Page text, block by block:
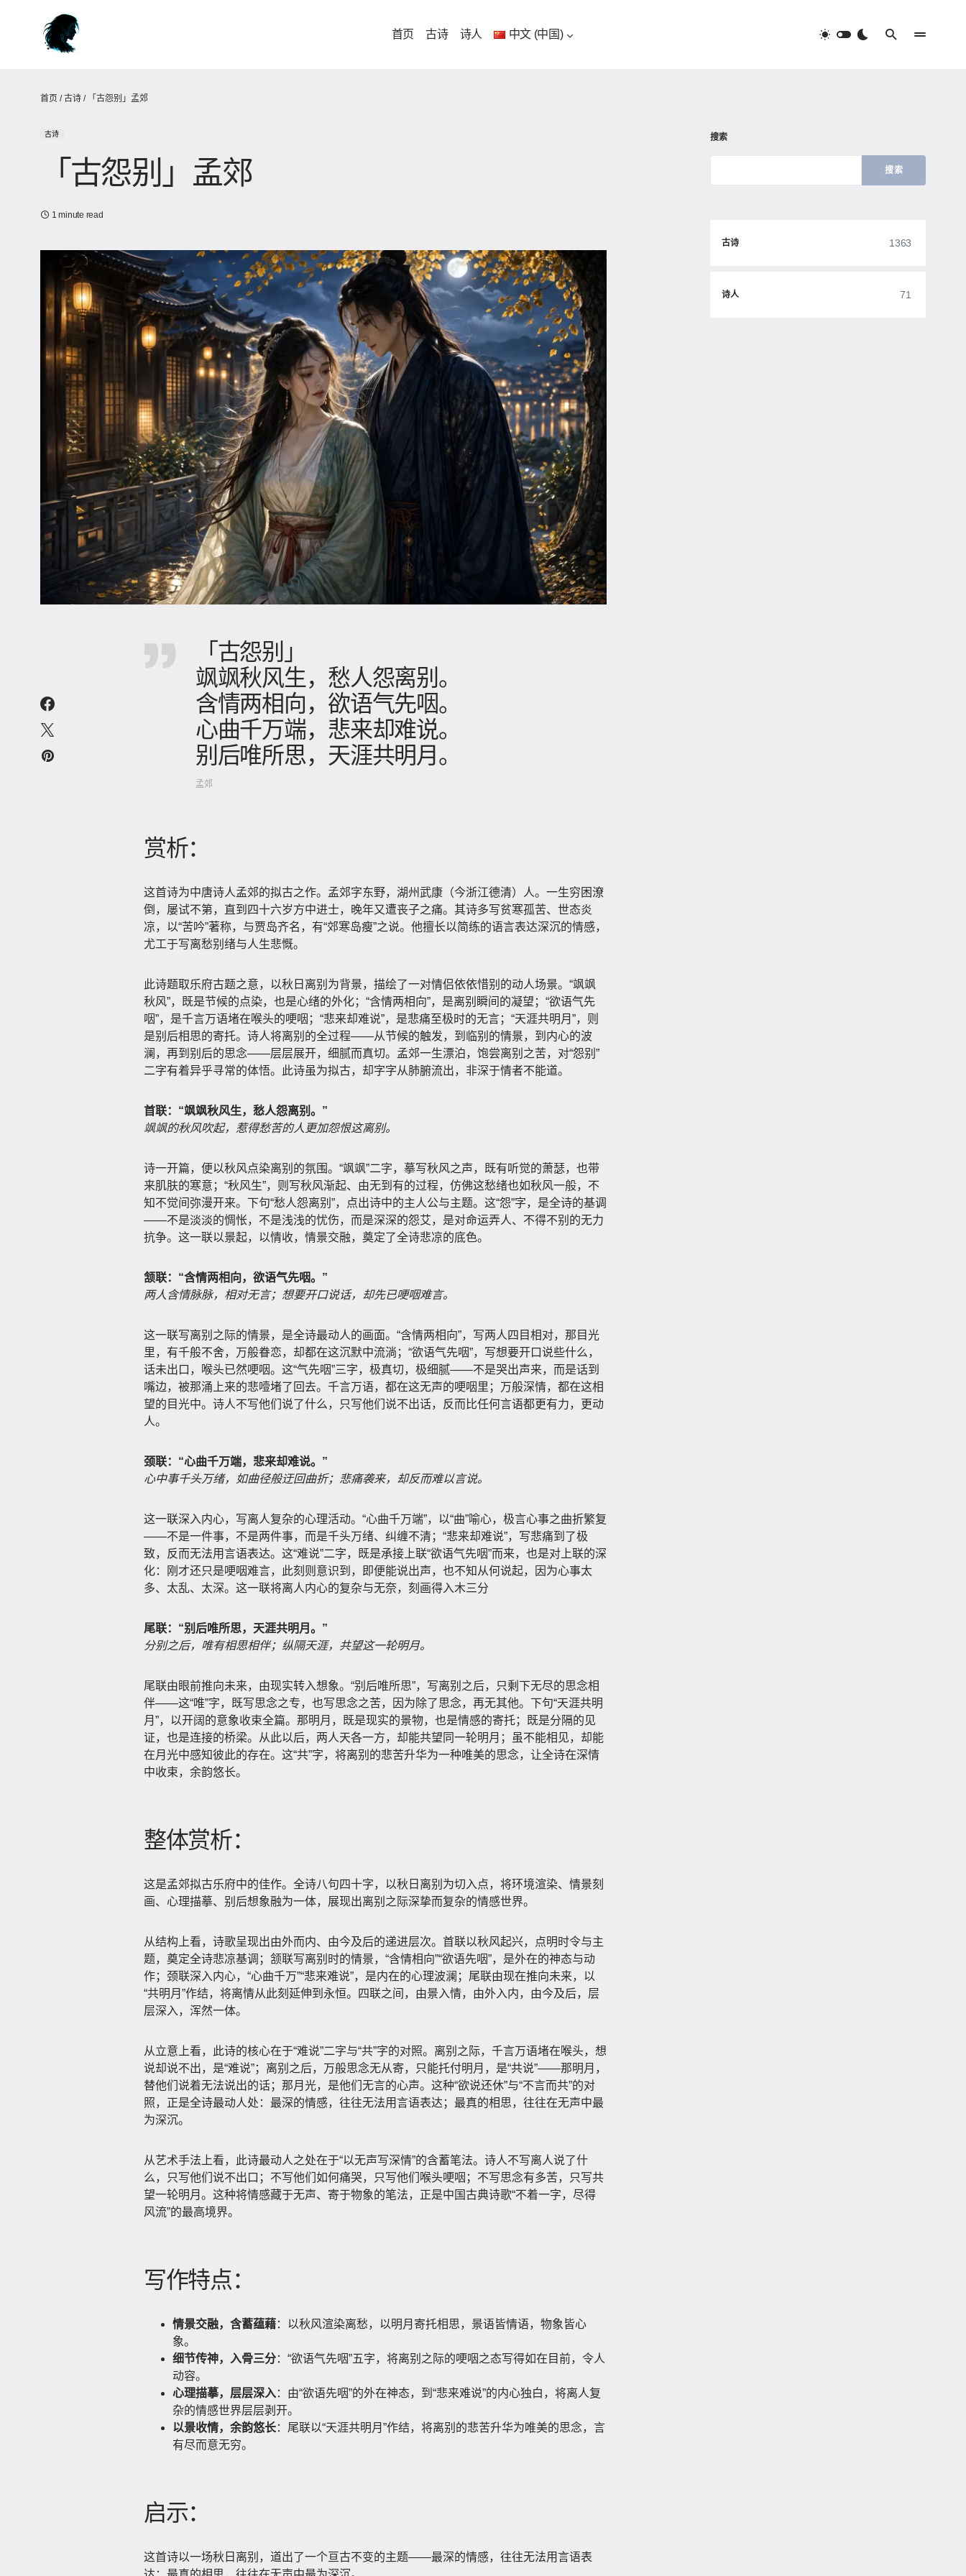
首页 古诗 诗人 中文 (中国)
首页 /古诗 / 「古怨别」孟郊
古诗
「古怨别」孟郊
1 minute read
「古怨别」
飒飒秋风生，愁人怨离别。
含情两相向，欲语气先咽。
心曲千万端，悲来却难说。
别后唯所思，天涯共明月。
孟郊
赏析：
这首诗为中唐诗人孟郊的拟古之作。孟郊字东野，湖州武康（今浙江德清）人。一生穷困潦
倒，屡试不第，直到四十六岁方中进士，晚年又遭丧子之痛。其诗多写贫寒孤苦、世态炎
凉，以“苦吟”著称，与贾岛齐名，有“郊寒岛瘦”之说。他擅长以简练的语言表达深沉的情感，
尤工于写离愁别绪与人生悲慨。
此诗题取乐府古题之意，以秋日离别为背景，描绘了一对情侣依依惜别的动人场景。“飒飒
秋风”，既是节候的点染，也是心绪的外化；“含情两相向”，是离别瞬间的凝望；“欲语气先
咽”，是千言万语堵在喉头的哽咽；“悲来却难说”，是悲痛至极时的无言；“天涯共明月”，则
是别后相思的寄托。诗人将离别的全过程——从节候的触发，到临别的情景，到内心的波
澜，再到别后的思念——层层展开，细腻而真切。孟郊一生漂泊，饱尝离别之苦，对“怨别”
二字有着异乎寻常的体悟。此诗虽为拟古，却字字从肺腑流出，非深于情者不能道。
首联：“飒飒秋风生，愁人怨离别。”
飒飒的秋风吹起，惹得愁苦的人更加怨恨这离别。
诗一开篇，便以秋风点染离别的氛围。“飒飒”二字，摹写秋风之声，既有听觉的萧瑟，也带
来肌肤的寒意；“秋风生”，则写秋风渐起、由无到有的过程，仿佛这愁绪也如秋风一般，不
知不觉间弥漫开来。下句“愁人怨离别”，点出诗中的主人公与主题。这“怨”字，是全诗的基调
——不是淡淡的惆怅，不是浅浅的忧伤，而是深深的怨艾，是对命运弄人、不得不别的无力
抗争。这一联以景起，以情收，情景交融，奠定了全诗悲凉的底色。
颔联：“含情两相向，欲语气先咽。”
两人含情脉脉，相对无言；想要开口说话，却先已哽咽难言。
这一联写离别之际的情景，是全诗最动人的画面。“含情两相向”，写两人四目相对，那目光
里，有千般不舍，万般眷恋，却都在这沉默中流淌；“欲语气先咽”，写想要开口说些什么，
话未出口，喉头已然哽咽。这“气先咽”三字，极真切，极细腻——不是哭出声来，而是话到
嘴边，被那涌上来的悲噎堵了回去。千言万语，都在这无声的哽咽里；万般深情，都在这相
望的目光中。诗人不写他们说了什么，只写他们说不出话，反而比任何言语都更有力，更动
人。
颈联：“心曲千万端，悲来却难说。”
心中事千头万绪，如曲径般迂回曲折；悲痛袭来，却反而难以言说。
这一联深入内心，写离人复杂的心理活动。“心曲千万端”，以“曲”喻心，极言心事之曲折繁复
——不是一件事，不是两件事，而是千头万绪、纠缠不清；“悲来却难说”，写悲痛到了极
致，反而无法用言语表达。这“难说”二字，既是承接上联“欲语气先咽”而来，也是对上联的深
化：刚才还只是哽咽难言，此刻则意识到，即便能说出声，也不知从何说起，因为心事太
多、太乱、太深。这一联将离人内心的复杂与无奈，刻画得入木三分
尾联：“别后唯所思，天涯共明月。”
分别之后，唯有相思相伴；纵隔天涯，共望这一轮明月。
尾联由眼前推向未来，由现实转入想象。“别后唯所思”，写离别之后，只剩下无尽的思念相
伴——这“唯”字，既写思念之专，也写思念之苦，因为除了思念，再无其他。下句“天涯共明
月”，以开阔的意象收束全篇。那明月，既是现实的景物，也是情感的寄托；既是分隔的见
证，也是连接的桥梁。从此以后，两人天各一方，却能共望同一轮明月；虽不能相见，却能
在月光中感知彼此的存在。这“共”字，将离别的悲苦升华为一种唯美的思念，让全诗在深情
中收束，余韵悠长。
整体赏析：
这是孟郊拟古乐府中的佳作。全诗八句四十字，以秋日离别为切入点，将环境渲染、情景刻
画、心理描摹、别后想象融为一体，展现出离别之际深挚而复杂的情感世界。
从结构上看，诗歌呈现出由外而内、由今及后的递进层次。首联以秋风起兴，点明时令与主
题，奠定全诗悲凉基调；颔联写离别时的情景，“含情相向”“欲语先咽”，是外在的神态与动
作；颈联深入内心，“心曲千万”“悲来难说”，是内在的心理波澜；尾联由现在推向未来，以
“共明月”作结，将离情从此刻延伸到永恒。四联之间，由景入情，由外入内，由今及后，层
层深入，浑然一体。
从立意上看，此诗的核心在于“难说”二字与“共”字的对照。离别之际，千言万语堵在喉头，想
说却说不出，是“难说”；离别之后，万般思念无从寄，只能托付明月，是“共说”——那明月，
替他们说着无法说出的话；那月光，是他们无言的心声。这种“欲说还休”与“不言而共”的对
照，正是全诗最动人处：最深的情感，往往无法用言语表达；最真的相思，往往在无声中最
为深沉。
从艺术手法上看，此诗最动人之处在于“以无声写深情”的含蓄笔法。诗人不写离人说了什
么，只写他们说不出口；不写他们如何痛哭，只写他们喉头哽咽；不写思念有多苦，只写共
望一轮明月。这种将情感藏于无声、寄于物象的笔法，正是中国古典诗歌“不着一字，尽得
风流”的最高境界。
写作特点：
情景交融，含蓄蕴藉：以秋风渲染离愁，以明月寄托相思，景语皆情语，物象皆心
象。
细节传神，入骨三分：“欲语气先咽”五字，将离别之际的哽咽之态写得如在目前，令人
动容。
心理描摹，层层深入：由“欲语先咽”的外在神态，到“悲来难说”的内心独白，将离人复
杂的情感世界层层剥开。
以景收情，余韵悠长：尾联以“天涯共明月”作结，将离别的悲苦升华为唯美的思念，言
有尽而意无穷。
启示：
这首诗以一场秋日离别，道出了一个亘古不变的主题——最深的情感，往往无法用言语表
搜索
搜索
古诗 1363
诗人 71